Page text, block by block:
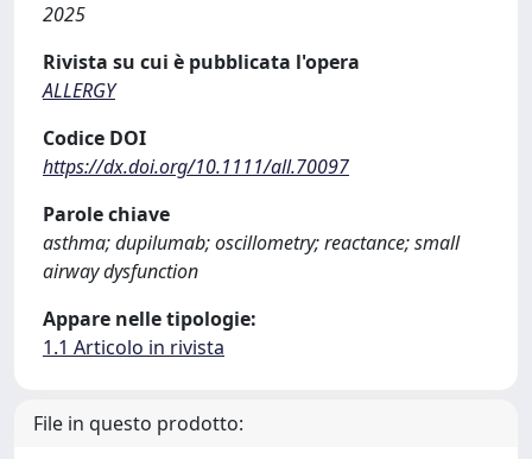
2025
Rivista su cui è pubblicata l'opera
ALLERGY
Codice DOI
https://dx.doi.org/10.1111/all.70097
Parole chiave
asthma; dupilumab; oscillometry; reactance; small
airway dysfunction
Appare nelle tipologie:
1.1 Articolo in rivista
File in questo prodotto: